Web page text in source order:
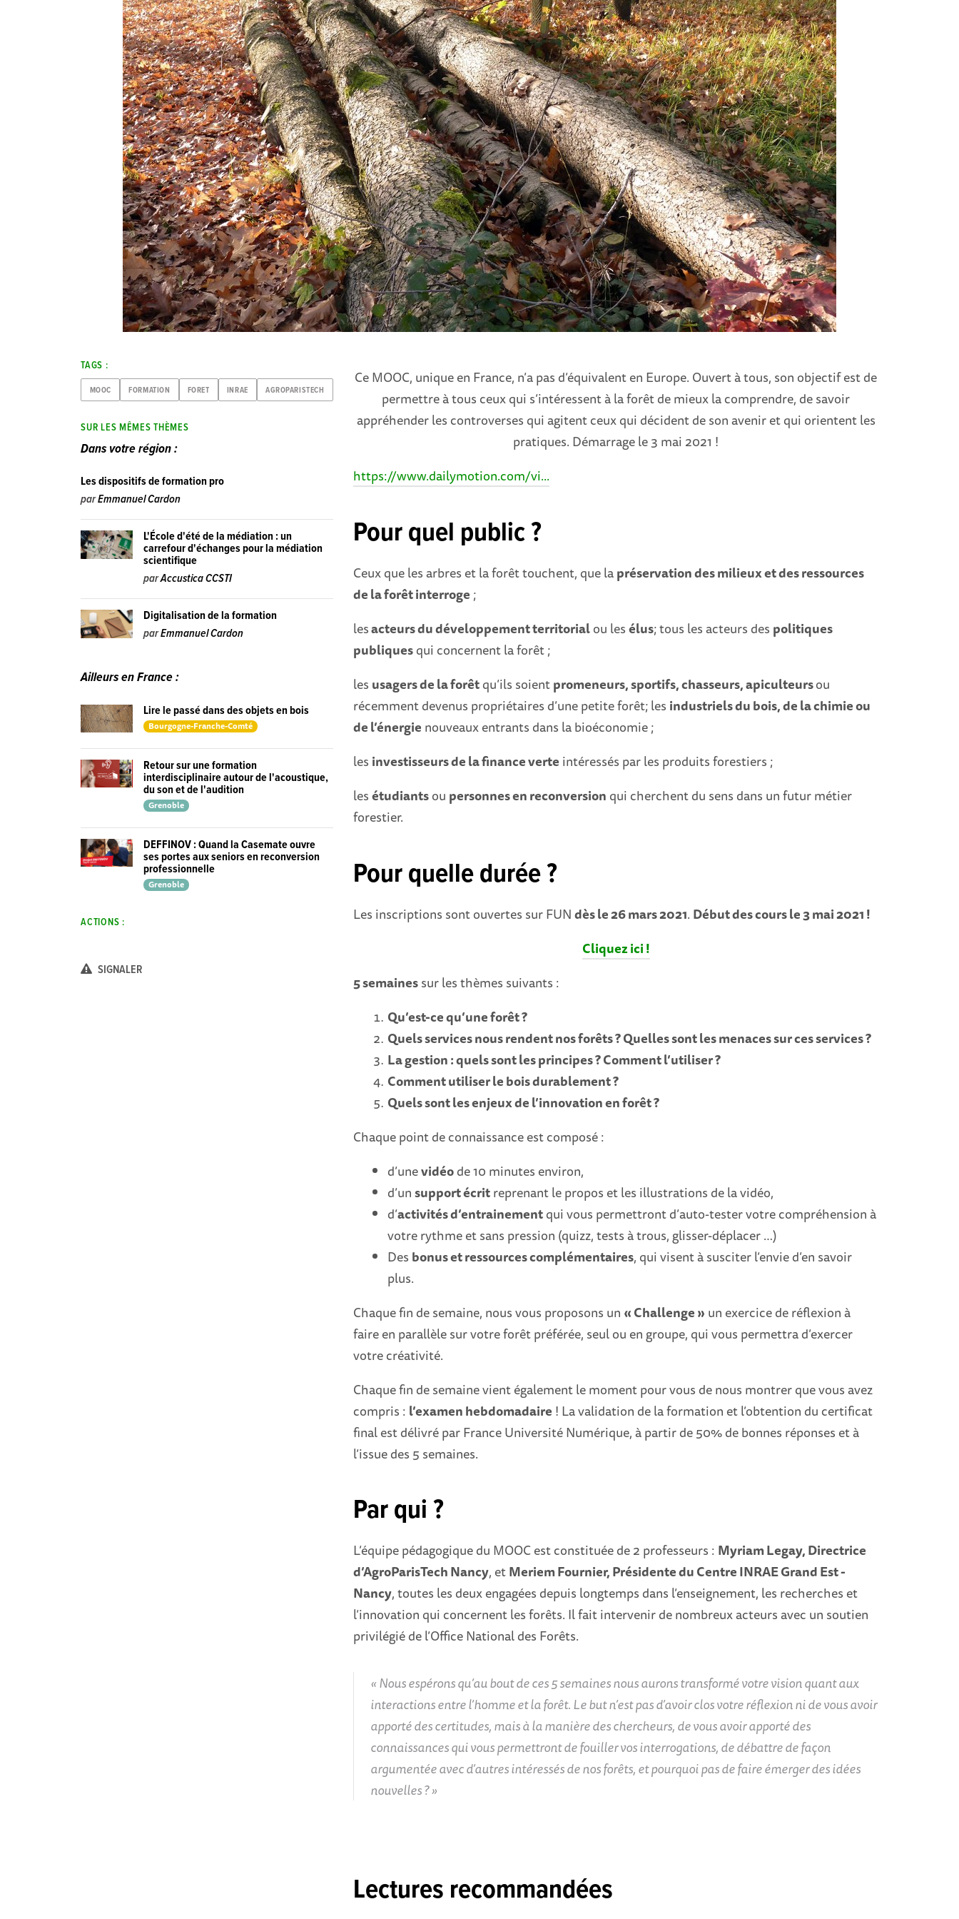
Ce MOOC, unique en France, n’a pas d’équivalent en Europe. Ouvert à tous, son objectif est de
permettre à tous ceux qui s’intéressent à la forêt de mieux la comprendre, de savoir
appréhender les controverses qui agitent ceux qui décident de son avenir et qui orientent les
pratiques. Démarrage le 3 mai 2021 !
https://www.dailymotion.com/vi...
Pour quel public ?
Ceux que les arbres et la forêt touchent, que lapréservation des milieux et des ressources
de la forêt interroge ;
lesacteurs du développement territorialou lesélus; tous les acteurs des politiques
publiquesqui concernent la forêt ;
les usagers de la forêtqu’ils soientpromeneurs, sportifs, chasseurs, apiculteursou
récemment devenus propriétaires d’une petite forêt; les industriels du bois, de la chimie ou
de l’énergie nouveaux entrants dans la bioéconomie ;
les investisseurs de la finance verte intéressés par les produits forestiers ;
lesétudiantsou personnes en reconversion qui cherchent du sens dans un futur métier
forestier.
Pour quelle durée ?
Les inscriptions sont ouvertes sur FUNdès le 26 mars 2021. Début des cours le 3 mai 2021 !
Cliquez ici !
5 semainessur les thèmes suivants :
Qu’est-ce qu’une forêt ?
Quels services nous rendent nos forêts ? Quelles sont les menaces sur ces services ?
La gestion : quels sont les principes ? Comment l’utiliser ?
Comment utiliser le bois durablement ?
Quels sont les enjeux de l’innovation en forêt ?
Chaque point de connaissance est composé :
d’unevidéode 10 minutes environ,
d’unsupport écritreprenant le propos et les illustrations de la vidéo,
d’activités d’entrainementqui vous permettront d’auto-tester votre compréhension à
votre rythme et sans pression (quizz, tests à trous, glisser-déplacer …)
Des bonus et ressources complémentaires, qui visent à susciter l’envie d’en savoir
plus.
Chaque fin de semaine, nous vous proposons un « Challenge » un exercice de réflexion à
faire en parallèle sur votre forêt préférée, seul ou en groupe, qui vous permettra d’exercer
votre créativité.
Chaque fin de semaine vient également le moment pour vous de nous montrer que vous avez
compris : l’examen hebdomadaire ! La validation de la formation et l’obtention du certificat
final est délivré par France Université Numérique, à partir de 50% de bonnes réponses et à
l’issue des 5 semaines.
Par qui ?
L’équipe pédagogique du MOOC est constituée de 2 professeurs : Myriam Legay, Directrice
d’AgroParisTech Nancy, etMeriem Fournier, Présidente du Centre INRAE Grand Est -
Nancy, toutes les deux engagées depuis longtemps dans l’enseignement, les recherches et
l’innovation qui concernent les forêts. Il fait intervenir de nombreux acteurs avec un soutien
privilégié de l’Office National des Forêts.
Nous espérons qu’au bout de ces 5 semaines nous aurons transformé votre vision quant aux
interactions entre l’homme et la forêt. Le but n’est pas d’avoir clos votre réflexion ni de vous avoir
apporté des certitudes, mais à la manière des chercheurs, de vous avoir apporté des
connaissances qui vous permettront de fouiller vos interrogations, de débattre de façon
argumentée avec d’autres intéressés de nos forêts, et pourquoi pas de faire émerger des idées
nouvelles ?
Lectures recommandées
TAGS :
MOOC FORMATION FORET INRAE AGROPARISTECH
SUR LES MÊMES THÈMES
Dans votre région :
Les dispositifs de formation pro
parEmmanuel Cardon
L'École d'été de la médiation : un
carrefour d'échanges pour la médiation
scientifique
parAccustica CCSTI
Digitalisation de la formation
parEmmanuel Cardon
Ailleurs en France :
Lire le passé dans des objets en bois
Bourgogne-Franche-Comté
Retour sur une formation
interdisciplinaire autour de l'acoustique,
du son et de l'audition
Grenoble
DEFFINOV : Quand la Casemate ouvre
ses portes aux seniors en reconversion
professionnelle
Grenoble
ACTIONS :
SIGNALER